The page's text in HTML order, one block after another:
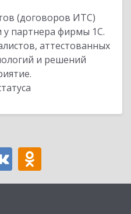
(договоров ИТС)
партнера фирмы 1С.
аттестованных
и решений